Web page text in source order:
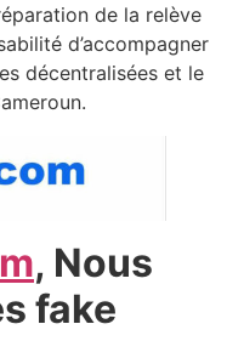
de la relève
d’accompagner
décentralisées et le
, Nous
fake